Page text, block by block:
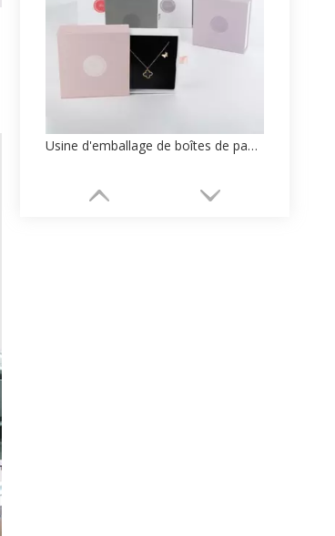
Usine d'emballage de boîtes de papier de bijoux de luxe personnalisées